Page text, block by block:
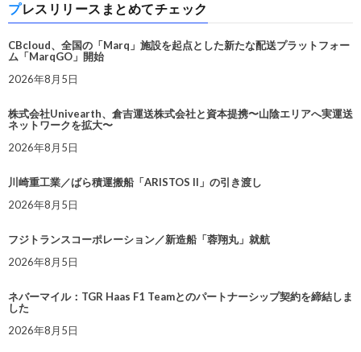
プレスリリースまとめてチェック
CBcloud、全国の「Marq」施設を起点とした新たな配送プラットフォー
ム「MarqGO」開始
2026年8月5日
株式会社Univearth、倉吉運送株式会社と資本提携〜山陰エリアへ実運送
ネットワークを拡大〜
2026年8月5日
川崎重工業／ばら積運搬船「ARISTOS II」の引き渡し
2026年8月5日
フジトランスコーポレーション／新造船「蓉翔丸」就航
2026年8月5日
ネバーマイル：TGR Haas F1 Teamとのパートナーシップ契約を締結しま
した
2026年8月5日